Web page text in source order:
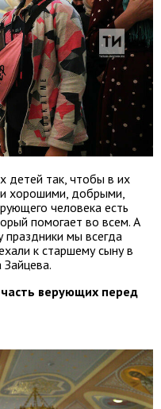
детей так, чтобы в их
хорошими, добрыми,
человека есть
помогает во всем. А
праздники мы всегда
к старшему сыну в
Зайцева.
часть верующих перед